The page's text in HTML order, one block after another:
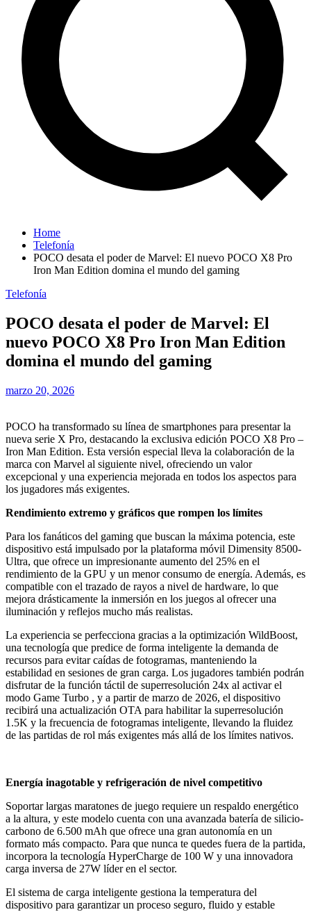
Home
Telefonía
POCO desata el poder de Marvel: El nuevo POCO X8 Pro
Iron Man Edition domina el mundo del gaming
Telefonía
POCO desata el poder de Marvel: El
nuevo POCO X8 Pro Iron Man Edition
domina el mundo del gaming
marzo 20, 2026
POCO ha transformado su línea de smartphones para presentar la
nueva serie X Pro, destacando la exclusiva edición POCO X8 Pro –
Iron Man Edition. Esta versión especial lleva la colaboración de la
marca con Marvel al siguiente nivel, ofreciendo un valor
excepcional y una experiencia mejorada en todos los aspectos para
los jugadores más exigentes.
Rendimiento extremo y gráficos que rompen los límites
Para los fanáticos del gaming que buscan la máxima potencia, este
dispositivo está impulsado por la plataforma móvil Dimensity 8500-
Ultra, que ofrece un impresionante aumento del 25% en el
rendimiento de la GPU y un menor consumo de energía. Además, es
compatible con el trazado de rayos a nivel de hardware, lo que
mejora drásticamente la inmersión en los juegos al ofrecer una
iluminación y reflejos mucho más realistas.
La experiencia se perfecciona gracias a la optimización WildBoost,
una tecnología que predice de forma inteligente la demanda de
recursos para evitar caídas de fotogramas, manteniendo la
estabilidad en sesiones de gran carga. Los jugadores también podrán
disfrutar de la función táctil de superresolución 24x al activar el
modo Game Turbo , y a partir de marzo de 2026, el dispositivo
recibirá una actualización OTA para habilitar la superresolución
1.5K y la frecuencia de fotogramas inteligente, llevando la fluidez
de las partidas de rol más exigentes más allá de los límites nativos.
Energía inagotable y refrigeración de nivel competitivo
Soportar largas maratones de juego requiere un respaldo energético
a la altura, y este modelo cuenta con una avanzada batería de silicio-
carbono de 6.500 mAh que ofrece una gran autonomía en un
formato más compacto. Para que nunca te quedes fuera de la partida,
incorpora la tecnología HyperCharge de 100 W y una innovadora
carga inversa de 27W líder en el sector.
El sistema de carga inteligente gestiona la temperatura del
dispositivo para garantizar un proceso seguro, fluido y estable